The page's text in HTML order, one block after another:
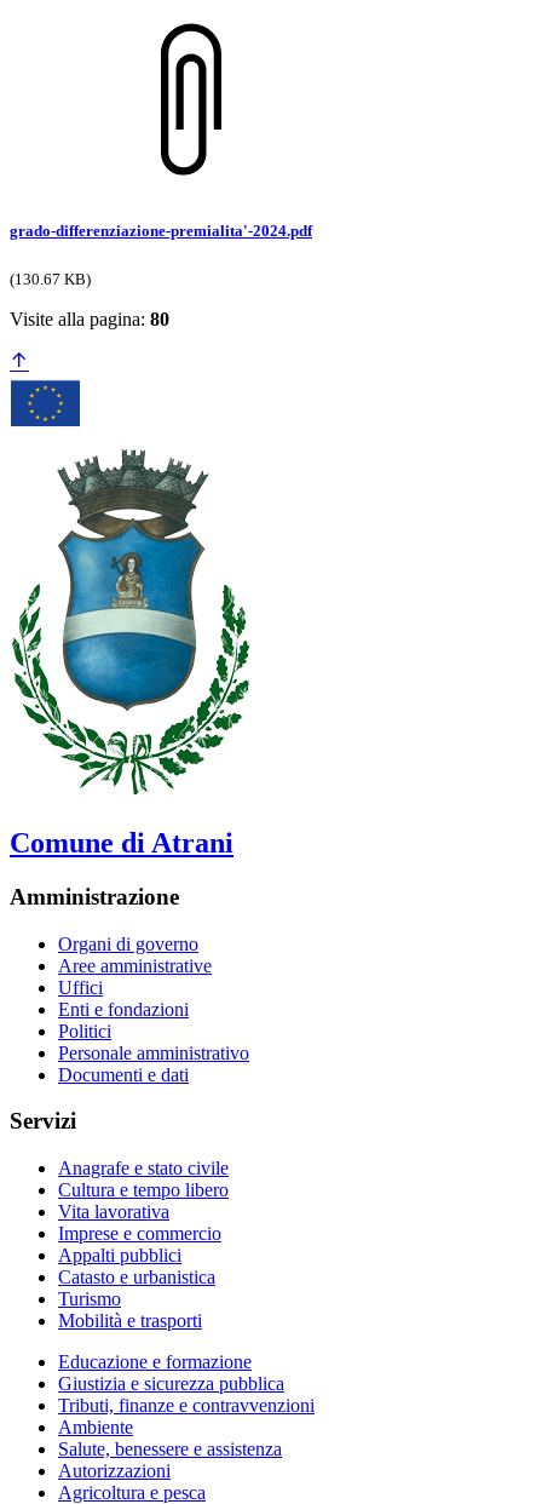
grado-differenziazione-premialita'-2024.pdf
(130.67 KB)
Visite alla pagina: 80
Comune di Atrani
Amministrazione
Organi di governo
Aree amministrative
Uffici
Enti e fondazioni
Politici
Personale amministrativo
Documenti e dati
Servizi
Anagrafe e stato civile
Cultura e tempo libero
Vita lavorativa
Imprese e commercio
Appalti pubblici
Catasto e urbanistica
Turismo
Mobilità e trasporti
Educazione e formazione
Giustizia e sicurezza pubblica
Tributi, finanze e contravvenzioni
Ambiente
Salute, benessere e assistenza
Autorizzazioni
Agricoltura e pesca